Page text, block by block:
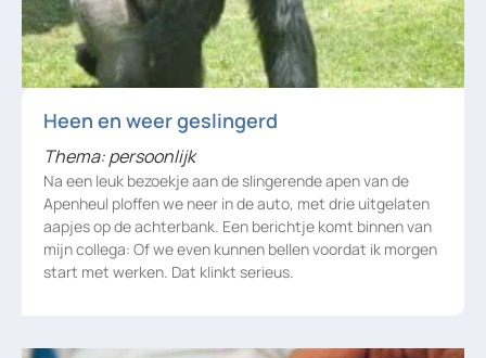
Heen en weer geslingerd
Thema: persoonlijk
Na een leuk bezoekje aan de slingerende apen van de
Apenheul ploffen we neer in de auto, met drie uitgelaten
aapjes op de achterbank. Een berichtje komt binnen van
mijn collega: Of we even kunnen bellen voordat ik morgen
start met werken. Dat klinkt serieus.